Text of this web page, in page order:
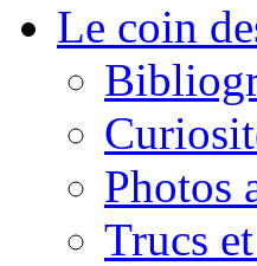
Le coin
Photos
Trucs